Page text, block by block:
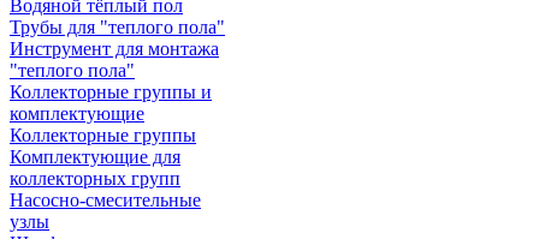
Водяной тёплый пол
Трубы для "теплого пола"
Инструмент для монтажа
"теплого пола"
Коллекторные группы и
комплектующие
Коллекторные группы
Комплектующие для
коллекторных групп
Насосно-смесительные
узлы